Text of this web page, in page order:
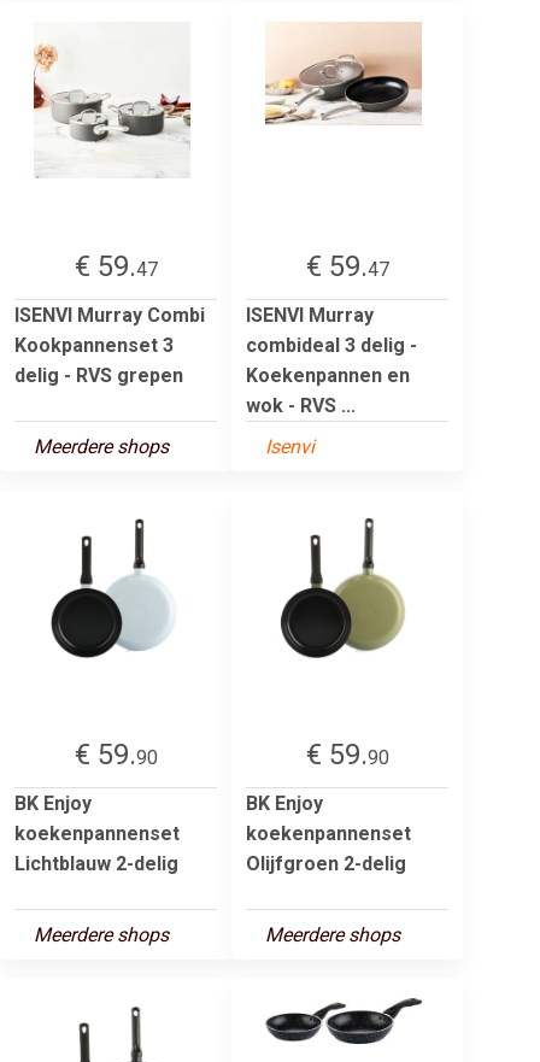
€ 59.47
ISENVI Murray Combi
Kookpannenset 3
delig - RVS grepen
Meerdere shops
€ 59.47
ISENVI Murray
combideal 3 delig -
Koekenpannen en
wok - RVS ...
Isenvi
€ 59.90
BK Enjoy
koekenpannenset
Lichtblauw 2-delig
Meerdere shops
€ 59.90
BK Enjoy
koekenpannenset
Olijfgroen 2-delig
Meerdere shops